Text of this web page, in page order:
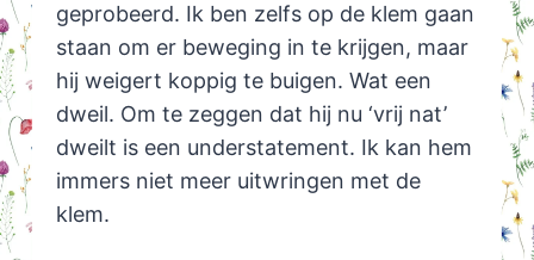
geprobeerd. Ik ben zelfs op de klem gaan
staan om er beweging in te krijgen, maar
hij weigert koppig te buigen. Wat een
dweil. Om te zeggen dat hij nu ‘vrij nat’
dweilt is een understatement. Ik kan hem
immers niet meer uitwringen met de
klem.